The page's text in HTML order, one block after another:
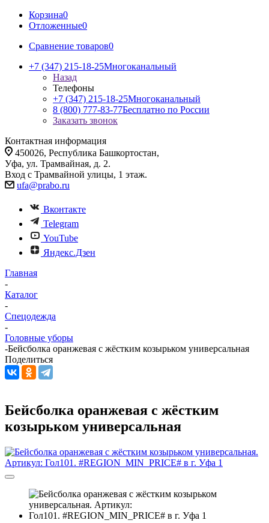
Корзина0
Отложенные0
Сравнение товаров0
+7 (347) 215-18-25Многоканальный
Назад
Телефоны
+7 (347) 215-18-25Многоканальный
8 (800) 777-83-77Бесплатно по России
Заказать звонок
Контактная информация
450026, Республика Башкортостан,
Уфа, ул. Трамвайная, д. 2.
Вход с Трамвайной улицы, 1 этаж.
ufa@prabo.ru
Вконтакте
Telegram
YouTube
Яндекс.Дзен
Главная
-
Каталог
-
Спецодежда
-
Головные уборы
-Бейсболка оранжевая с жёстким козырьком универсальная
Поделиться
Бейсболка оранжевая с жёстким
козырьком универсальная